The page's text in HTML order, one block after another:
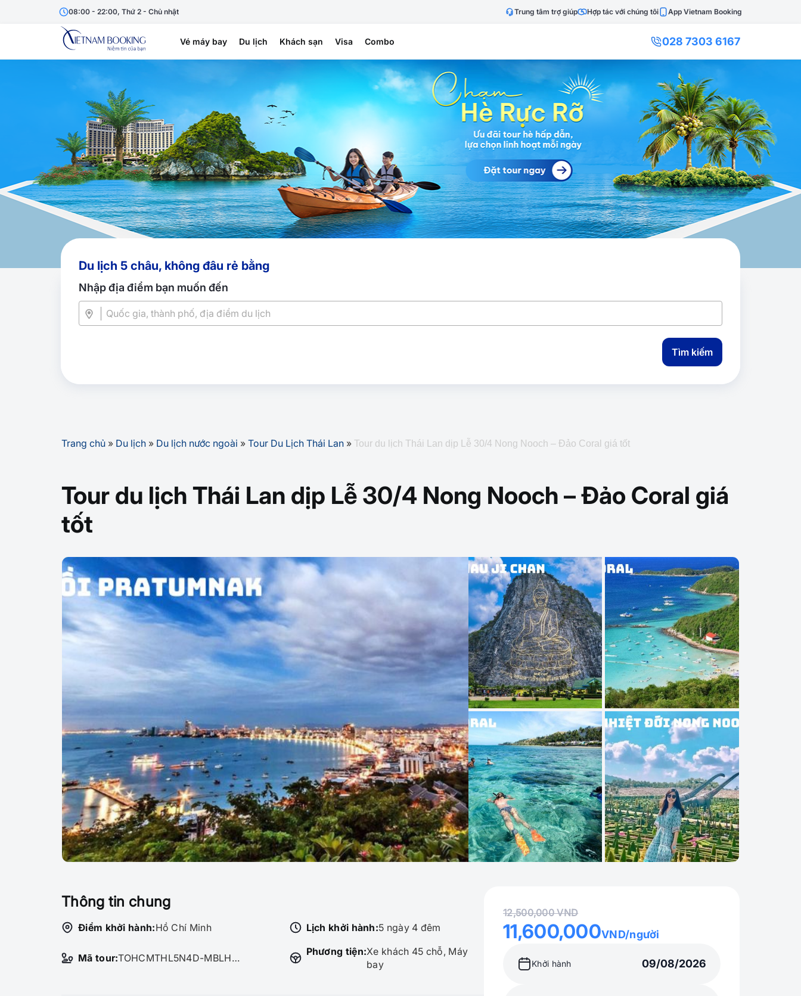
08:00 - 22:00, Thứ 2 - Chủ nhật Trung tâm trợ giúp Hợp tác với chúng tôi App Vietnam Booking
Vé máy bay Du lịch Khách sạn Visa Combo 028 7303 6167
Du lịch 5 châu, không đâu rẻ bằng
Nhập địa điểm bạn muốn đến
Tìm kiếm
Trang chủ » Du lịch » Du lịch nước ngoài » Tour Du Lịch Thái Lan » Tour du lịch Thái Lan dịp Lễ 30/4 Nong Nooch – Đảo Coral giá tốt
Tour du lịch Thái Lan dịp Lễ 30/4 Nong Nooch – Đảo Coral giá
tốt
Thông tin chung
Điểm khởi hành:Hồ Chí Minh Lịch khởi hành:5 ngày 4 đêm
Mã tour: TOHCMTHL5N4D-MBLHTU-490481
Phương tiện:Xe khách 45 chỗ, Máy
bay
12,500,000 VND
11,600,000VND/người
Khởi hành